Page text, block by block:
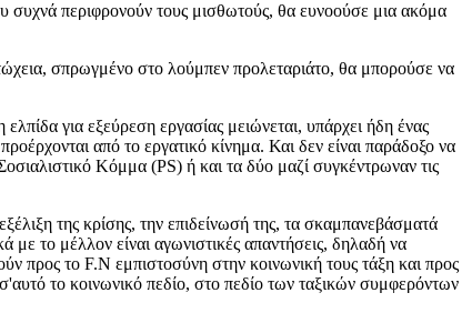
συχνά περιφρονούν τους μισθωτούς, θα ευνοούσε μια ακόμα
σπρωγμένο στο λούμπεν προλεταριάτο, θα μπορούσε να
για εξεύρεση εργασίας μειώνεται, υπάρχει ήδη ένας
από το εργατικό κίνημα. Και δεν είναι παράδοξο να
Κόμμα (PS) ή και τα δύο μαζί συγκέντρωναν τις
της κρίσης, την επιδείνωσή της, τα σκαμπανεβάσματά
το μέλλον είναι αγωνιστικές απαντήσεις, δηλαδή να
προς το F.N εμπιστοσύνη στην κοινωνική τους τάξη και προς
το κοινωνικό πεδίο, στο πεδίο των ταξικών συμφερόντων